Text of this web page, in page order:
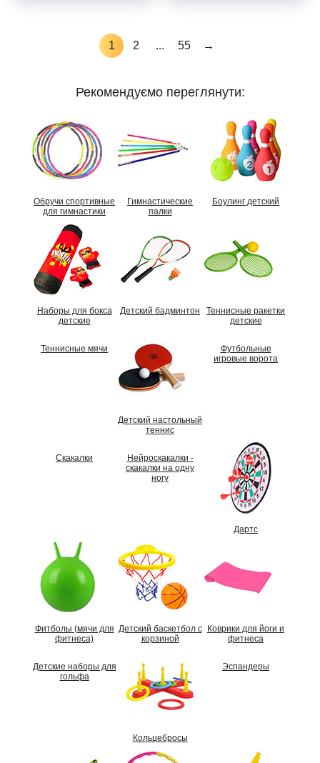
1 2 ... 55 →
Рекомендуємо переглянути:
Обручи спортивные
для гимнастики
Гимнастические
палки
Боулинг детский
Наборы для бокса
детские
Детский бадминтон
Теннисные ракетки
детские
Теннисные мячи
Детский настольный
теннис
Футбольные
игровые ворота
Скакалки
Нейроскакалки -
скакалки на одну
ногу
Дартс
Фитболы (мячи для
фитнеса)
Детский баскетбол с
корзиной
Коврики для йоги и
фитнеса
Детские наборы для
гольфа
Кольцебросы
Эспандеры